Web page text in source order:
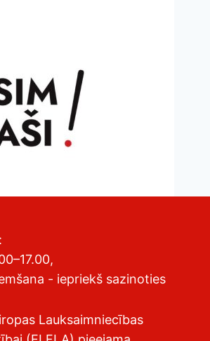
- iepriekš sazinoties
Lauksaimniecības